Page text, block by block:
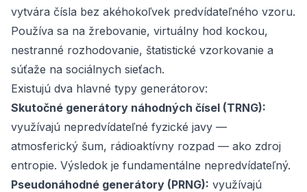
vytvára čísla bez akéhokoľvek predvídateľného vzoru.
Používa sa na žrebovanie, virtuálny hod kockou,
nestranné rozhodovanie, štatistické vzorkovanie a
súťaže na sociálnych sieťach.
Existujú dva hlavné typy generátorov:
Skutočné generátory náhodných čísel (TRNG):
využívajú nepredvídateľné fyzické javy —
atmosferický šum, rádioaktívny rozpad — ako zdroj
entropie. Výsledok je fundamentálne nepredvídateľný.
Pseudonáhodné generátory (PRNG): využívajú